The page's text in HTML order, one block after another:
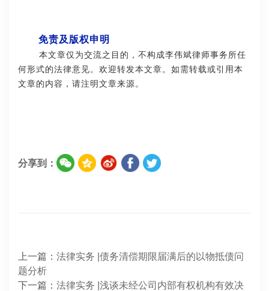
免责及版权申明
本文章仅为交流之目的，不构成李伟斌律师事务所任
何形式的法律意见。欢迎转发本文章。如需转载或引用本
文章的内容，请注明文章来源。
分享到：
上一篇： 法律实务 |债务清偿期限届满后的以物抵债问
题分析
下一篇： 法律实务 |浅谈未经公司内部有权机构有效决